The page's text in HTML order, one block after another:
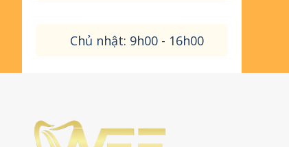
Chủ nhật: 9h00 - 16h00